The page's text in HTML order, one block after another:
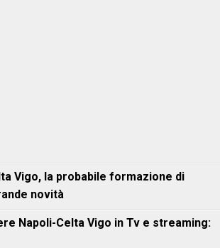
Vigo, la probabile formazione di
novità
Napoli-Celta Vigo in Tv e streaming: